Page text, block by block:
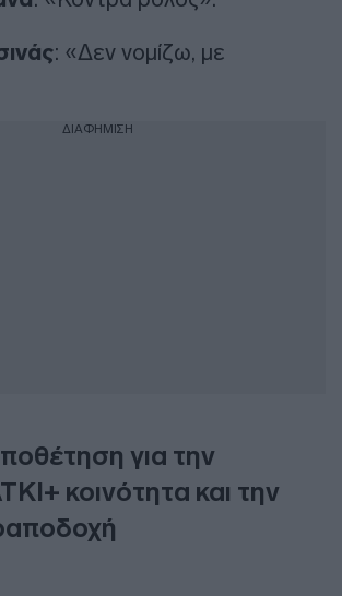
: «Δεν νομίζω, με
ΔΙΑΦΗΜΙΣΗ
για την
κοινότητα και την